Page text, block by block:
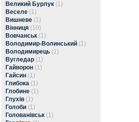
Великий Бурлук (1)
Веселе (1)
Вишневе (1)
Вінниця (10)
Вовчанськ (1)
Володимир-Волинський (1)
Володимирець (1)
Вугледар (1)
Гайворон (1)
Гайсин (1)
Глибока (1)
Глобине (1)
Глухів (1)
Голоби (1)
Голованівськ (1)